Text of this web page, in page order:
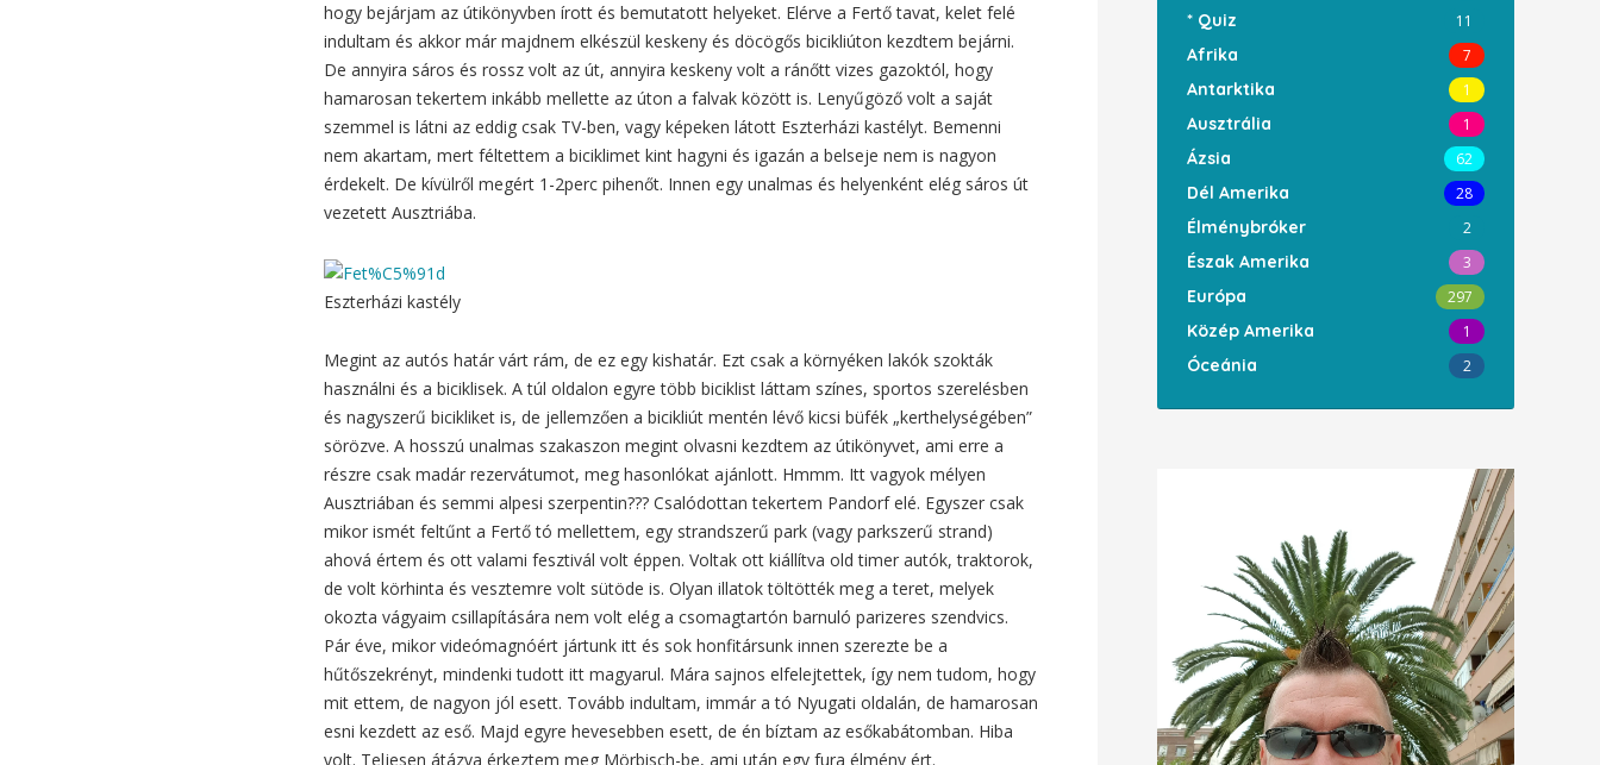
hogy bejárjam az útikönyvben írott és bemutatott helyeket. Elérve a Fertő tavat, kelet felé
indultam és akkor már majdnem elkészül keskeny és döcögős bicikliúton kezdtem bejárni.
De annyira sáros és rossz volt az út, annyira keskeny volt a ránőtt vizes gazoktól, hogy
hamarosan tekertem inkább mellette az úton a falvak között is. Lenyűgöző volt a saját
szemmel is látni az eddig csak TV-ben, vagy képeken látott Eszterházi kastélyt. Bemenni
nem akartam, mert féltettem a biciklimet kint hagyni és igazán a belseje nem is nagyon
érdekelt. De kívülről megért 1-2perc pihenőt. Innen egy unalmas és helyenként elég sáros út
vezetett Ausztriába.
Eszterházi kastély
Megint az autós határ várt rám, de ez egy kishatár. Ezt csak a környéken lakók szokták
használni és a biciklisek. A túl oldalon egyre több biciklist láttam színes, sportos szerelésben
és nagyszerű bicikliket is, de jellemzően a bicikliút mentén lévő kicsi büfék „kerthelységében”
sörözve. A hosszú unalmas szakaszon megint olvasni kezdtem az útikönyvet, ami erre a
részre csak madár rezervátumot, meg hasonlókat ajánlott. Hmmm. Itt vagyok mélyen
Ausztriában és semmi alpesi szerpentin??? Csalódottan tekertem Pandorf elé. Egyszer csak
mikor ismét feltűnt a Fertő tó mellettem, egy strandszerű park (vagy parkszerű strand)
ahová értem és ott valami fesztivál volt éppen. Voltak ott kiállítva old timer autók, traktorok,
de volt körhinta és vesztemre volt sütöde is. Olyan illatok töltötték meg a teret, melyek
okozta vágyaim csillapítására nem volt elég a csomagtartón barnuló parizeres szendvics.
Pár éve, mikor videómagnóért jártunk itt és sok honfitársunk innen szerezte be a
hűtőszekrényt, mindenki tudott itt magyarul. Mára sajnos elfelejtettek, így nem tudom, hogy
mit ettem, de nagyon jól esett. Tovább indultam, immár a tó Nyugati oldalán, de hamarosan
esni kezdett az eső. Majd egyre hevesebben esett, de én bíztam az esőkabátomban. Hiba
volt. Teljesen átázva érkeztem meg Mörbisch-be, ami után egy fura élmény ért.
* Quiz 11
Afrika 7
Antarktika 1
Ausztrália 1
Ázsia 62
Dél Amerika 28
Élménybróker 2
Észak Amerika 3
Európa 297
Közép Amerika 1
Óceánia 2